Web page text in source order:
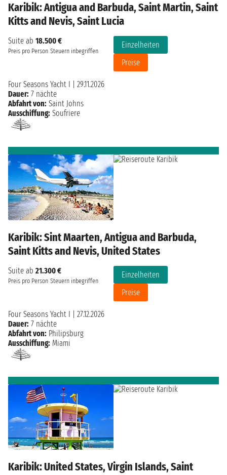
Karibik: Antigua and Barbuda, Saint Martin, Saint
Kitts and Nevis, Saint Lucia
Suite ab 18.500 €
Preis pro Person Steuern inbegriffen
Einzelheiten
Preise
Four Seasons Yacht I
29.11.2026
Dauer: 7 nächte
Abfahrt von: Saint Johns
Ausschiffung: Soufriere
Karibik: Sint Maarten, Antigua and Barbuda,
Saint Kitts and Nevis, United States
Suite ab 21.300 €
Preis pro Person Steuern inbegriffen
Einzelheiten
Preise
Four Seasons Yacht I
27.12.2026
Dauer: 7 nächte
Abfahrt von: Philipsburg
Ausschiffung: Miami
Karibik: United States, Virgin Islands, Saint